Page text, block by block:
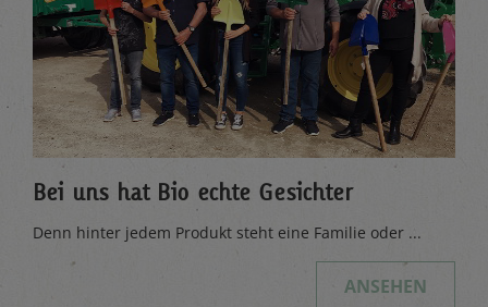
Bei uns hat Bio echte Gesichter
Denn hinter jedem Produkt steht eine Familie oder ...
ANSEHEN